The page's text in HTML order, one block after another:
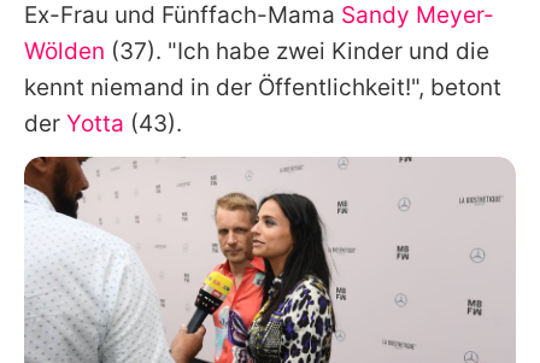
Ex-Frau und Fünffach-Mama Sandy Meyer-
Wölden (37). "Ich habe zwei Kinder und die
kennt niemand in der Öffentlichkeit!", betont
der Yotta (43).